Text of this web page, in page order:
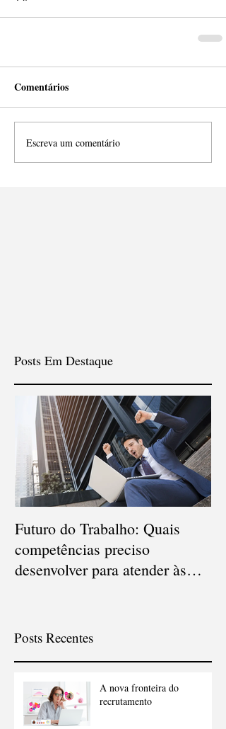
Comentários
Escreva um comentário
Posts Em Destaque
Futuro do Trabalho: Quais
competências preciso
desenvolver para atender às
Posts Recentes
A nova fronteira do
recrutamento